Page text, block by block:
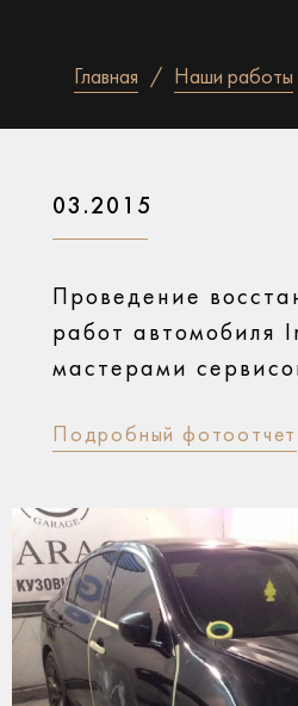
Главная Наши работы
03.2015
Проведение
работ автомобиля
мастерами
Подробный фотоотчет